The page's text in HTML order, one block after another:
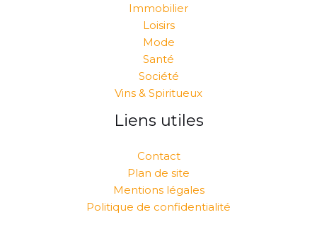
Immobilier
Loisirs
Mode
Santé
Société
Vins & Spiritueux
Liens utiles
Contact
Plan de site
Mentions légales
Politique de confidentialité